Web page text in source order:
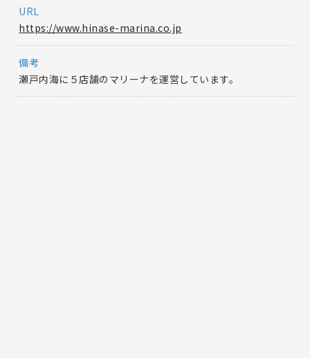
URL
https://www.hinase-marina.co.jp
備考
瀬戸内海に５店舗のマリーナを運営しています。